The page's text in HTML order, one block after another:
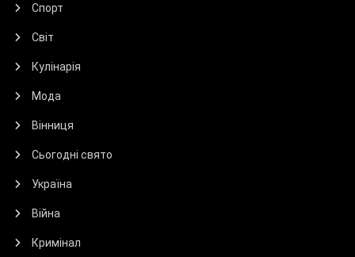
Спорт
Світ
Кулінарія
Мода
Вінниця
Сьогодні свято
Україна
Війна
Кримінал